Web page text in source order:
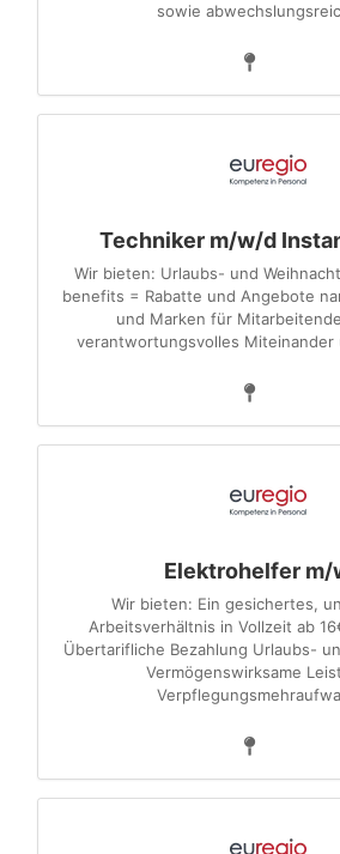
sowie
Techniker m/w/d
Wir bieten: Urlaubs- und
benefits = Rabatte und Angebote
und Marken für
verantwortungsvolles Miteinander
Elektrohelfer m/
Wir bieten: Ein gesichertes,
Arbeitsverhältnis in Vollzeit ab
Übertarifliche Bezahlung Urlaubs-
Vermögenswirksame